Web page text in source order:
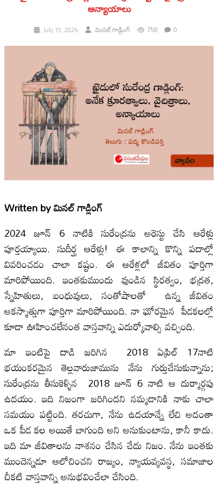
అన్యాయాలు
July 15, 2024 మినల్ గాడ్లింగ్ 758 0
Written byమినల్ గాడ్లింగ్
2024 జూన్ 6 నాటికి సురేంద్రను అరెస్టు చేసి ఆరేళ్లు
పూర్తయ్యాయి. సుదీర్ఘ ఆరేళ్లు! ఈ కాలాన్ని కొన్ని పదాల్లో
వివరించడం చాలా కష్టం. ఈ ఆరేళ్లలో జీవితం పూర్తిగా
మారిపోయింది. ఇంతకుముందు వుండిన స్థిరత్వం, భద్రత,
స్నేహితులు, బంధువులు, సంతోషాలతో ఉన్న జీవితం
అకస్మాత్తుగా పూర్తిగా మారిపోయింది. నా ఘోరమైన పీడకలల్లో
కూడా ఊహించలేనంత వాస్తవాన్ని ఎదుర్కోవాల్సి వచ్చింది.
మా ఇంటిపై దాడి జరిగిన 2018 ఏప్రిల్ 17నాటి
భయంకరమైన తెల్లవారుజామును నేను గుర్తుచేసుకున్నాను;
సురేంద్రను తీసుకెళ్ళిన 2018 జూన్ 6 నాటి ఆ దుర్మార్గపు
ఉదయం. ఇది నిజంగా జరిగిందని నమ్మడానికి నాకు చాలా
సమయం పట్టింది. తరచుగా, నేను ఉదయాన్నే లేచి అదంతా
ఒక పీడ కల అయితే బాగుంది అని అనుకుంటాను, కానీ కాదు.
ఇది మా జీవితాలను నాశనం చేసిన చేదు నిజం. నేను ఇంతకు
ముందెన్నడూ ఆలోచించని రాజ్యం, న్యాయవ్యవస్థ, సమాజాల
చీకటి వాస్తవాన్ని అనుభవించేలా చేసింది.